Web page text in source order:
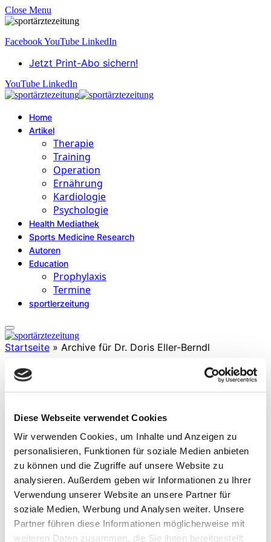
Diese Webseite verwendet Cookies
Wir verwenden Cookies, um Inhalte und Anzeigen zu
personalisieren, Funktionen für soziale Medien anbieten
zu können und die Zugriffe auf unsere Website zu
analysieren. Außerdem geben wir Informationen zu Ihrer
Verwendung unserer Website an unsere Partner für
soziale Medien, Werbung und Analysen weiter. Unsere
Partner führen diese Informationen möglicherweise mit
weiteren Daten zusammen, die Sie ihnen bereitgestellt
Close Menu
FacebookYouTube LinkedIn
Jetzt Print-Abo sichern!
YouTube LinkedIn
Home
Artikel
Therapie
Training
Operation
Ernährung
Kardiologie
Psychologie
Health Mediathek
Sports Medicine Research
Autoren
Education
Prophylaxis
Termine
sportlerzeitung
Startseite » Archive für Dr. Doris Eller-Berndl
Wien. Die Expertin für Stressmanagement sowie Medical Coaching,
Arbeitsmedizin und Herzratenvariabilitätsmessungen tritt als
Referentin bei zahlreichen medizinischen
Fortbildungsveranstaltungen im In- und Ausland auf.